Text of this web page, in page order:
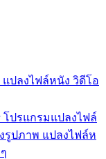
แปลงไฟล์หนัง วิดีโอ
โปรแกรมแปลงไฟล์
รูปภาพ แปลงไฟล์ห